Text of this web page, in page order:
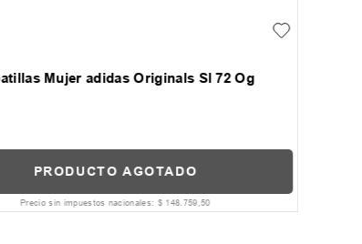
Mujer adidas Originals Sl 72 Og
PRODUCTO AGOTADO
Precio sin impuestos nacionales: $ 148.759,50